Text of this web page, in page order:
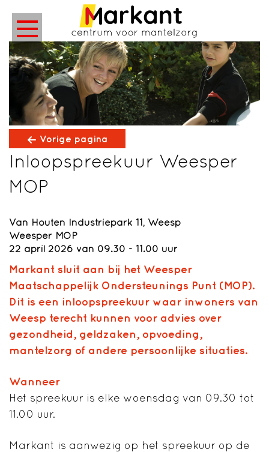
Vorige pagina
Inloopspreekuur Weesper
MOP
Van Houten Industriepark 11, Weesp
Weesper MOP
22 april 2026 van 09.30 - 11.00 uur
Markant sluit aan bij het Weesper
Maatschappelijk Ondersteunings Punt (MOP).
Dit is een inloopspreekuur waar inwoners van
Weesp terecht kunnen voor advies over
gezondheid, geldzaken, opvoeding,
mantelzorg of andere persoonlijke situaties.
Wanneer
Het spreekuur is elke woensdag van 09.30 tot
11.00 uur.
Markant is aanwezig op het spreekuur op de